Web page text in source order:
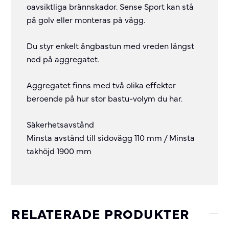
oavsiktliga brännskador. Sense Sport kan stå
på golv eller monteras på vägg.
Du styr enkelt ångbastun med vreden längst
ned på aggregatet.
Aggregatet finns med två olika effekter
beroende på hur stor bastu-volym du har.
Säkerhetsavstånd
Minsta avstånd till sidovägg 110 mm / Minsta
takhöjd 1900 mm
RELATERADE PRODUKTER